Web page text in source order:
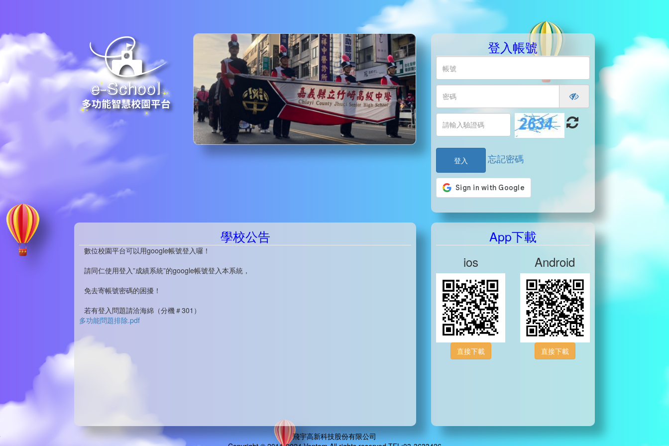
登入帳號
忘記密碼
學校公告
數位校園平台可以用google帳號登入囉！
請同仁使用登入”成績系統”的google帳號登入本系統，
免去寄帳號密碼的困擾！
若有登入問題請洽海綿（分機＃301）
多功能問題排除.pdf
App下載
ios
直接下載
Android
直接下載
飛宇高新科技股份有限公司